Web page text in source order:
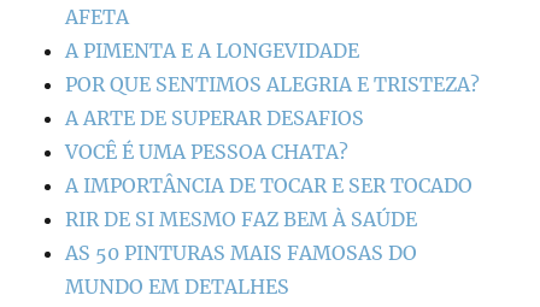
AFETA
A PIMENTA E A LONGEVIDADE
POR QUE SENTIMOS ALEGRIA E TRISTEZA?
A ARTE DE SUPERAR DESAFIOS
VOCÊ É UMA PESSOA CHATA?
A IMPORTÂNCIA DE TOCAR E SER TOCADO
RIR DE SI MESMO FAZ BEM À SAÚDE
AS 50 PINTURAS MAIS FAMOSAS DO
MUNDO EM DETALHES